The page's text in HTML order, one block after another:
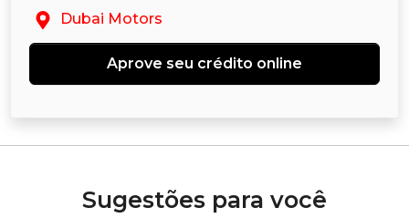
Dubai Motors
Aprove seu crédito online
Sugestões para você